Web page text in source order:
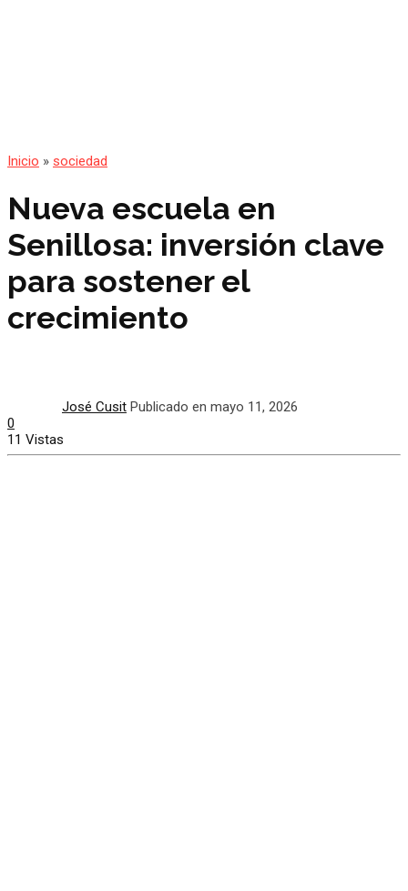
Inicio » sociedad
Nueva escuela en
Senillosa: inversión clave
para sostener el
crecimiento
José Cusit Publicado en mayo 11, 2026
0
11 Vistas